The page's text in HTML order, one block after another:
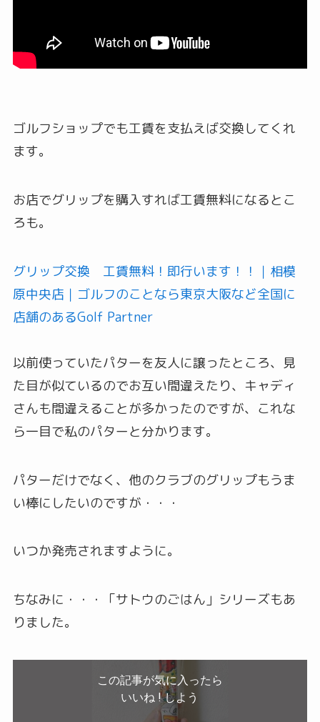
ゴルフショップでも工賃を支払えば交換してくれ
ます。
お店でグリップを購入すれば工賃無料になるとこ
ろも。
グリップ交換 工賃無料！即行います！！｜相模
原中央店｜ゴルフのことなら東京大阪など全国に
店舗のあるGolf Partner
以前使っていたパターを友人に譲ったところ、見
た目が似ているのでお互い間違えたり、キャディ
さんも間違えることが多かったのですが、これな
ら一目で私のパターと分かります。
パターだけでなく、他のクラブのグリップもうま
い棒にしたいのですが・・・
いつか発売されますように。
ちなみに・・・「サトウのごはん」シリーズもあ
りました。
この記事が気に入ったら
いいね ! しよう